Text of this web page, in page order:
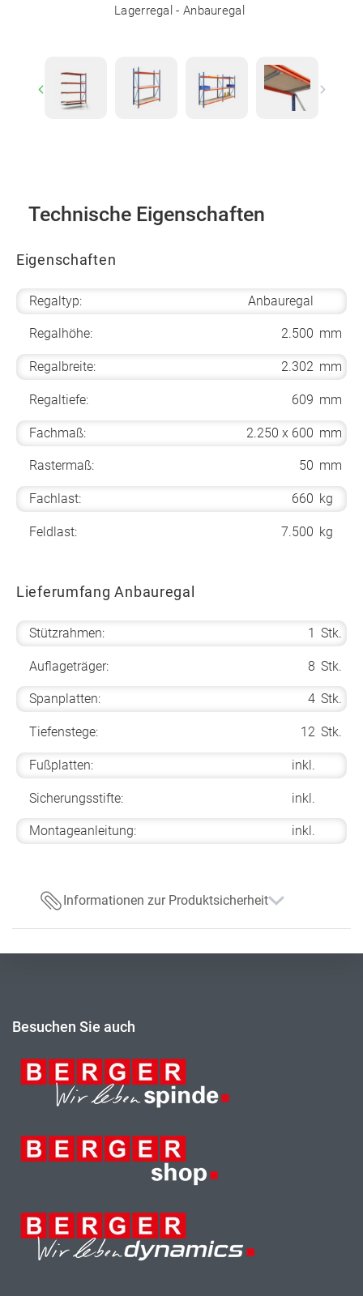
Lagerregal - Anbauregal
Previous Next
Technische Eigenschaften
Eigenschaften
Regaltyp: Anbauregal
Regalhöhe: 2.500 mm
Regalbreite: 2.302 mm
Regaltiefe: 609 mm
Fachmaß: 2.250 x 600 mm
Rastermaß: 50 mm
Fachlast: 660 kg
Feldlast: 7.500 kg
Lieferumfang Anbauregal
Stützrahmen: 1 Stk.
Auflageträger: 8 Stk.
Spanplatten: 4 Stk.
Tiefenstege: 12 Stk.
Fußplatten: inkl.
Sicherungsstifte: inkl.
Montageanleitung: inkl.
Informationen zur Produktsicherheit
Besuchen Sie auch